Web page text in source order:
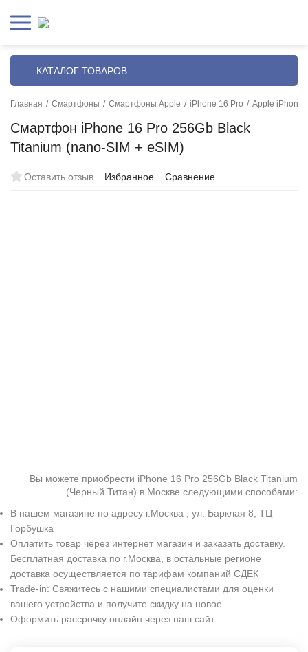
КАТАЛОГ ТОВАРОВ
Главная / Смартфоны / Смартфоны Apple / iPhone 16 Pro / Apple iPhone
Смартфон iPhone 16 Pro 256Gb Black
Titanium (nano-SIM + eSIM)
Оставить отзыв Избранное Сравнение
Вы можете приобрести iPhone 16 Pro 256Gb Black Titanium
(Черный Титан) в Москве следующими способами:
В нашем магазине по адресу г.Москва , ул. Барклая 8, ТЦ
Горбушка
Оплатить товар через интернет магазин и заказать доставку.
Бесплатная доставка по г.Москва, в остальные регионе
доставка осуществляется по тарифам компаний СДЕК
Trade-in: Свяжитесь с нашими специалистами для оценки
вашего устройства и получите скидку на новое
Оформить рассрочку онлайн через наш сайт